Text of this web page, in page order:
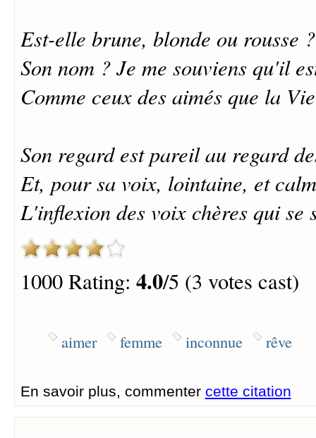
Est-elle brune, blonde ou rousse
Son nom ? Je me souviens qu'il
Comme ceux des aimés que la
Son regard est pareil au regard
Et, pour sa voix, lointaine, et
L'inflexion des voix chères qui se
1000 Rating: 4.0/5 (3 votes cast)
aimer femme inconnue rêve
En savoir plus, commenter cette citation